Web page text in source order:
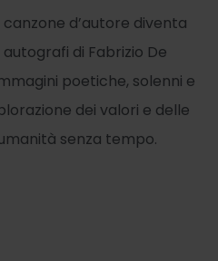
d’autore diventa
di Fabrizio De
poetiche, solenni e
dei valori e delle
senza tempo.